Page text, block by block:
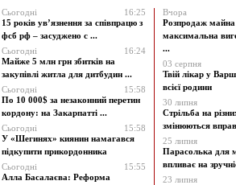
Сьогодні
16:25
15 років ув’язнення за співпрацю з
фсб рф – засуджено с ...
Сьогодні
16:24
Майже 5 млн грн збитків на
закупівлі житла для дитбудин ...
Сьогодні
15:58
По 10 000$ за незаконний перетин
кордону: на Закарпатті ...
Сьогодні
15:58
У «Шегинях» киянин намагався
підкупити прикордонника
Сьогодні
15:55
Алла Басалаєва: Реформа
Вчора
Розпродаж майна
максимальна
...
03 серпня
Твій лікар у
всієї родини
30 липня
Стрільба на
змінюються
25 липня
Парасолька для
впливає на
23 липня